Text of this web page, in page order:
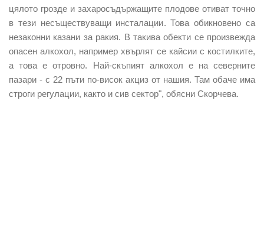
цялото грозде и захаросъдържащите плодове отиват точно
в тези несъществуващи инсталации. Това обикновено са
незаконни казани за ракия. В такива обекти се произвежда
опасен алкохол, например хвърлят се кайсии с костилките,
а това е отровно. Най-скъпият алкохол e на северните
пазари - с 22 пъти по-висок акциз от нашия. Там обаче има
строги регулации, както и сив сектор", обясни Скорчева.